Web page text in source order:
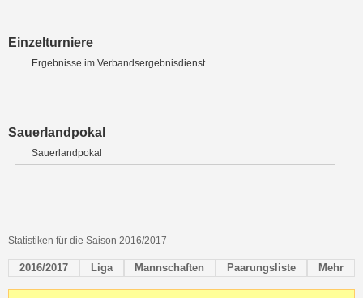
Einzelturniere
Ergebnisse im Verbandsergebnisdienst
Sauerlandpokal
Sauerlandpokal
Statistiken für die Saison 2016/2017
2016/2017 Liga Mannschaften Paarungsliste Mehr